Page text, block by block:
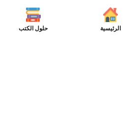
الرئيسية حلول الكتب